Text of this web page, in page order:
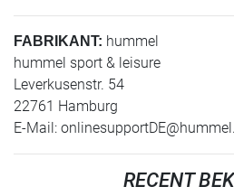
FABRIKANT: hummel
hummel sport & leisure
Leverkusenstr. 54
22761 Hamburg
E-Mail:
RECENT